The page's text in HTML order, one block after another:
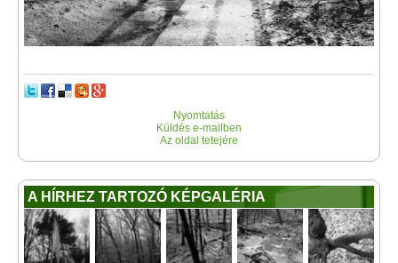
Nyomtatás
Küldés e-mailben
Az oldal tetejére
A HÍRHEZ TARTOZÓ KÉPGALÉRIA